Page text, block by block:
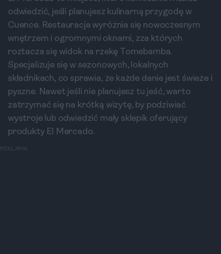
odwiedzić, jeśli planujesz kulinarną przygodę w
Cuence. Restauracja wyróżnia się nowoczesnym
wnętrzem i ogromnymi oknami, zza których
roztacza się widok na rzekę Tomebamba.
Specjalizuje się w sezonowych, lokalnych
składnikach, co sprawia, że każde danie jest świeże i
pyszne. Nawet jeśli nie planujesz tu jeść, warto
zatrzymać się na krótką wizytę, by podziwiać
wystroje lub odwiedzić mały sklepik oferujący
produkty El Mercado.
REKLAMA